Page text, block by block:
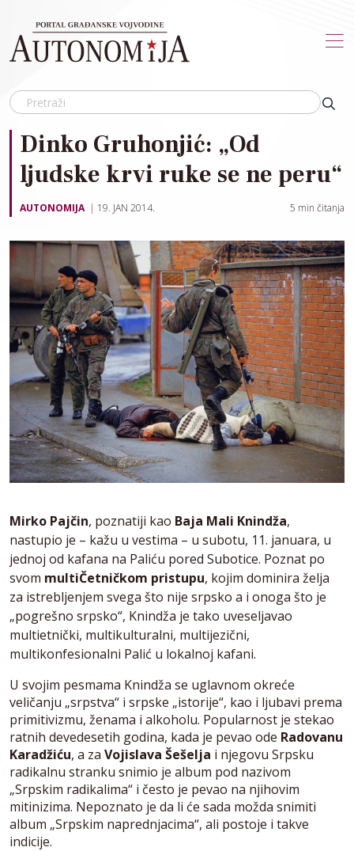
Dinko Gruhonjić: „Od
ljudske krvi ruke se ne peru“
AUTONOMIJA 19. JAN 2014. 5 min čitanja
Mirko Pajčin, poznatiji kao Baja Mali Knindža,
nastupio je – kažu u vestima – u subotu, 11. januara, u
jednoj od kafana na Paliću pored Subotice. Poznat po
svom multiČetničkom pristupu, kojim dominira želja
za istrebljenjem svega što nije srpsko a i onoga što je
„pogrešno srpsko“, Knindža je tako uveseljavao
multietnički, multikulturalni, multijezični,
multikonfesionalni Palić u lokalnoj kafani.
U svojim pesmama Knindža se uglavnom okreće
veličanju „srpstva“ i srpske „istorije“, kao i ljubavi prema
primitivizmu, ženama i alkoholu. Popularnost je stekao
ratnih devedesetih godina, kada je pevao ode Radovanu
Karadžiću, a za Vojislava Šešelja i njegovu Srpsku
radikalnu stranku snimio je album pod nazivom
„Srpskim radikalima“ i često je pevao na njihovim
mitinizima. Nepoznato je da li će sada možda snimiti
album „Srpskim naprednjacima“, ali postoje i takve
indicije.